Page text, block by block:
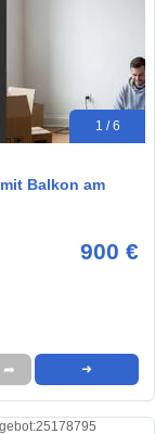
1 / 6
Balkon am
900 €
➦ ➜